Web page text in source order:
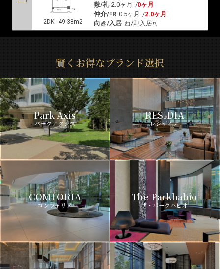
2DK - 49.38m2
敷/礼 2.0ヶ月 /0ヶ月
仲介/FR 0.5ヶ月 /2.0ヶ月
向き/入居 西/即入居可
賢くお得なブランド選択
Park Axis
パークアクシス
RESIDIA
レジディア
COMFORIA
コンフォリア
The Parkhabio
ザ・パークハビオ